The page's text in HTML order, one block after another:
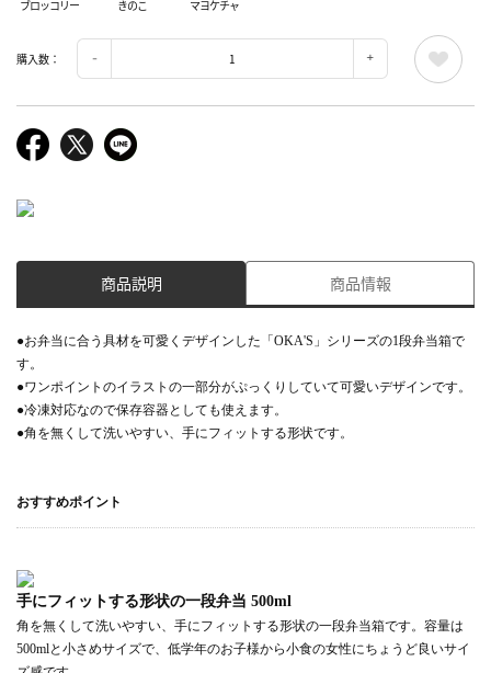
ブロッコリー きのこ マヨケチャ
購入数：
商品説明 商品情報
●お弁当に合う具材を可愛くデザインした「OKA'S」シリーズの1段弁当箱で
す。
●ワンポイントのイラストの一部分がぷっくりしていて可愛いデザインです。
●冷凍対応なので保存容器としても使えます。
●角を無くして洗いやすい、手にフィットする形状です。
おすすめポイント
手にフィットする形状の一段弁当 500ml
角を無くして洗いやすい、手にフィットする形状の一段弁当箱です。容量は
500mlと小さめサイズで、低学年のお子様から小食の女性にちょうど良いサイ